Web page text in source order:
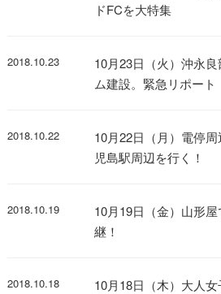
ドFCを大特集
2018.10.23
10月23日（火）沖永
ム建設。緊急リポート
2018.10.22
10月22日（月）電停
児島駅周辺を行く！
2018.10.19
10月19日（金）山形
継！
2018.10.18
10月18日（木）大人